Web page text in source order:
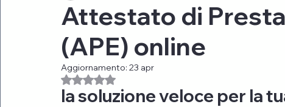
Notizie del Settore Sostenibilità e Ambiente
Interviste ed Esperti del Settore Mercato
Attestato di
(APE) online
Aggiornamento: 23 apr
Valutazione NaN stelle su 5.
la soluzione veloce per la